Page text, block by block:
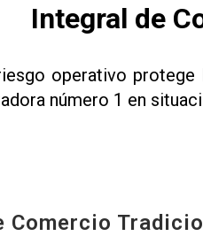
Integral de
operativo
número 1 en
Comercio